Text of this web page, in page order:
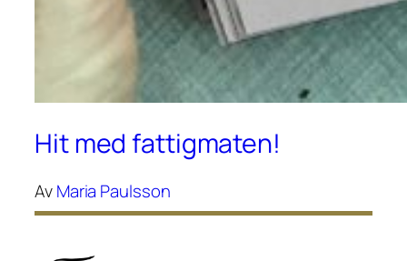
Hit med fattigmaten!
AvMaria Paulsson